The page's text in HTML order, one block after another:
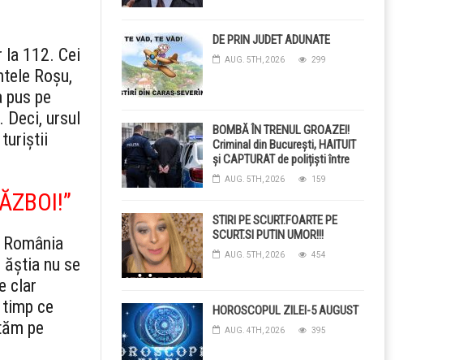
112. Cei
Roșu,
pe
Deci, ursul
turiștii
nu se
clar
ce
pe
DE PRIN JUDET ADUNATE
AUG. 5TH, 2026 299
BOMBĂ ÎN TRENUL GROAZEI!
Criminal din București, HAITUIT
și CAPTURAT de polițiști între
stații: Ce ascundea în buzunare
când i-au pus cătușele!
AUG. 5TH, 2026 159
STIRI PE SCURT.FOARTE PE
SCURT.SI PUTIN UMOR!!!
AUG. 5TH, 2026 454
HOROSCOPUL ZILEI-5 AUGUST
AUG. 4TH, 2026 395